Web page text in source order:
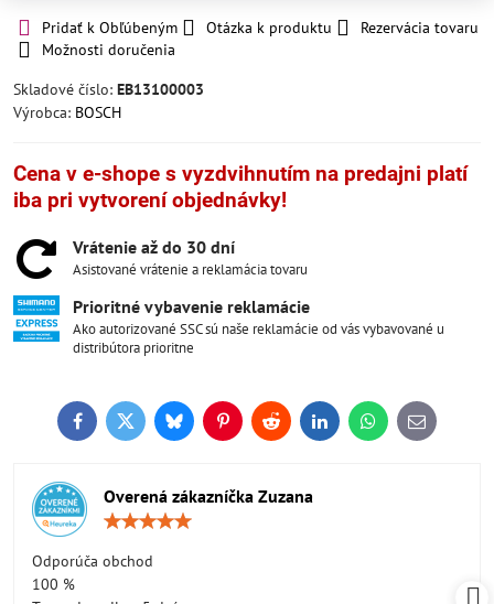
Pridať k Obľúbeným Otázka k produktu
Rezervácia tovaru
Možnosti doručenia
Skladové číslo: EB13100003
Výrobca: BOSCH
Cena v e-shope s vyzdvihnutím na predajni platí
iba pri vytvorení objednávky!
Vrátenie až do 30 dní
Asistované vrátenie a reklamácia tovaru
Prioritné vybavenie reklamácie
Ako autorizované SSC sú naše reklamácie od vás vybavované u
distribútora prioritne
FacebookTwitterBlueskyPinterestReddit LinkedInWhatsApp
E-
mail
Overená zákazníčka Zuzana
Odporúča obchod
100 %